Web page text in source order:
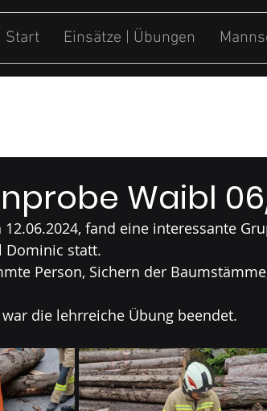
Start Einsätze | Übungen
Waibl
fand eine interessante
Dominic statt.
Person, Sichern der
die lehrreiche Übung beendet.